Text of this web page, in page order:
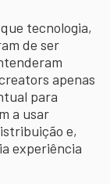
tecnologia,
de ser
apenas
para
a usar
e,
experiência